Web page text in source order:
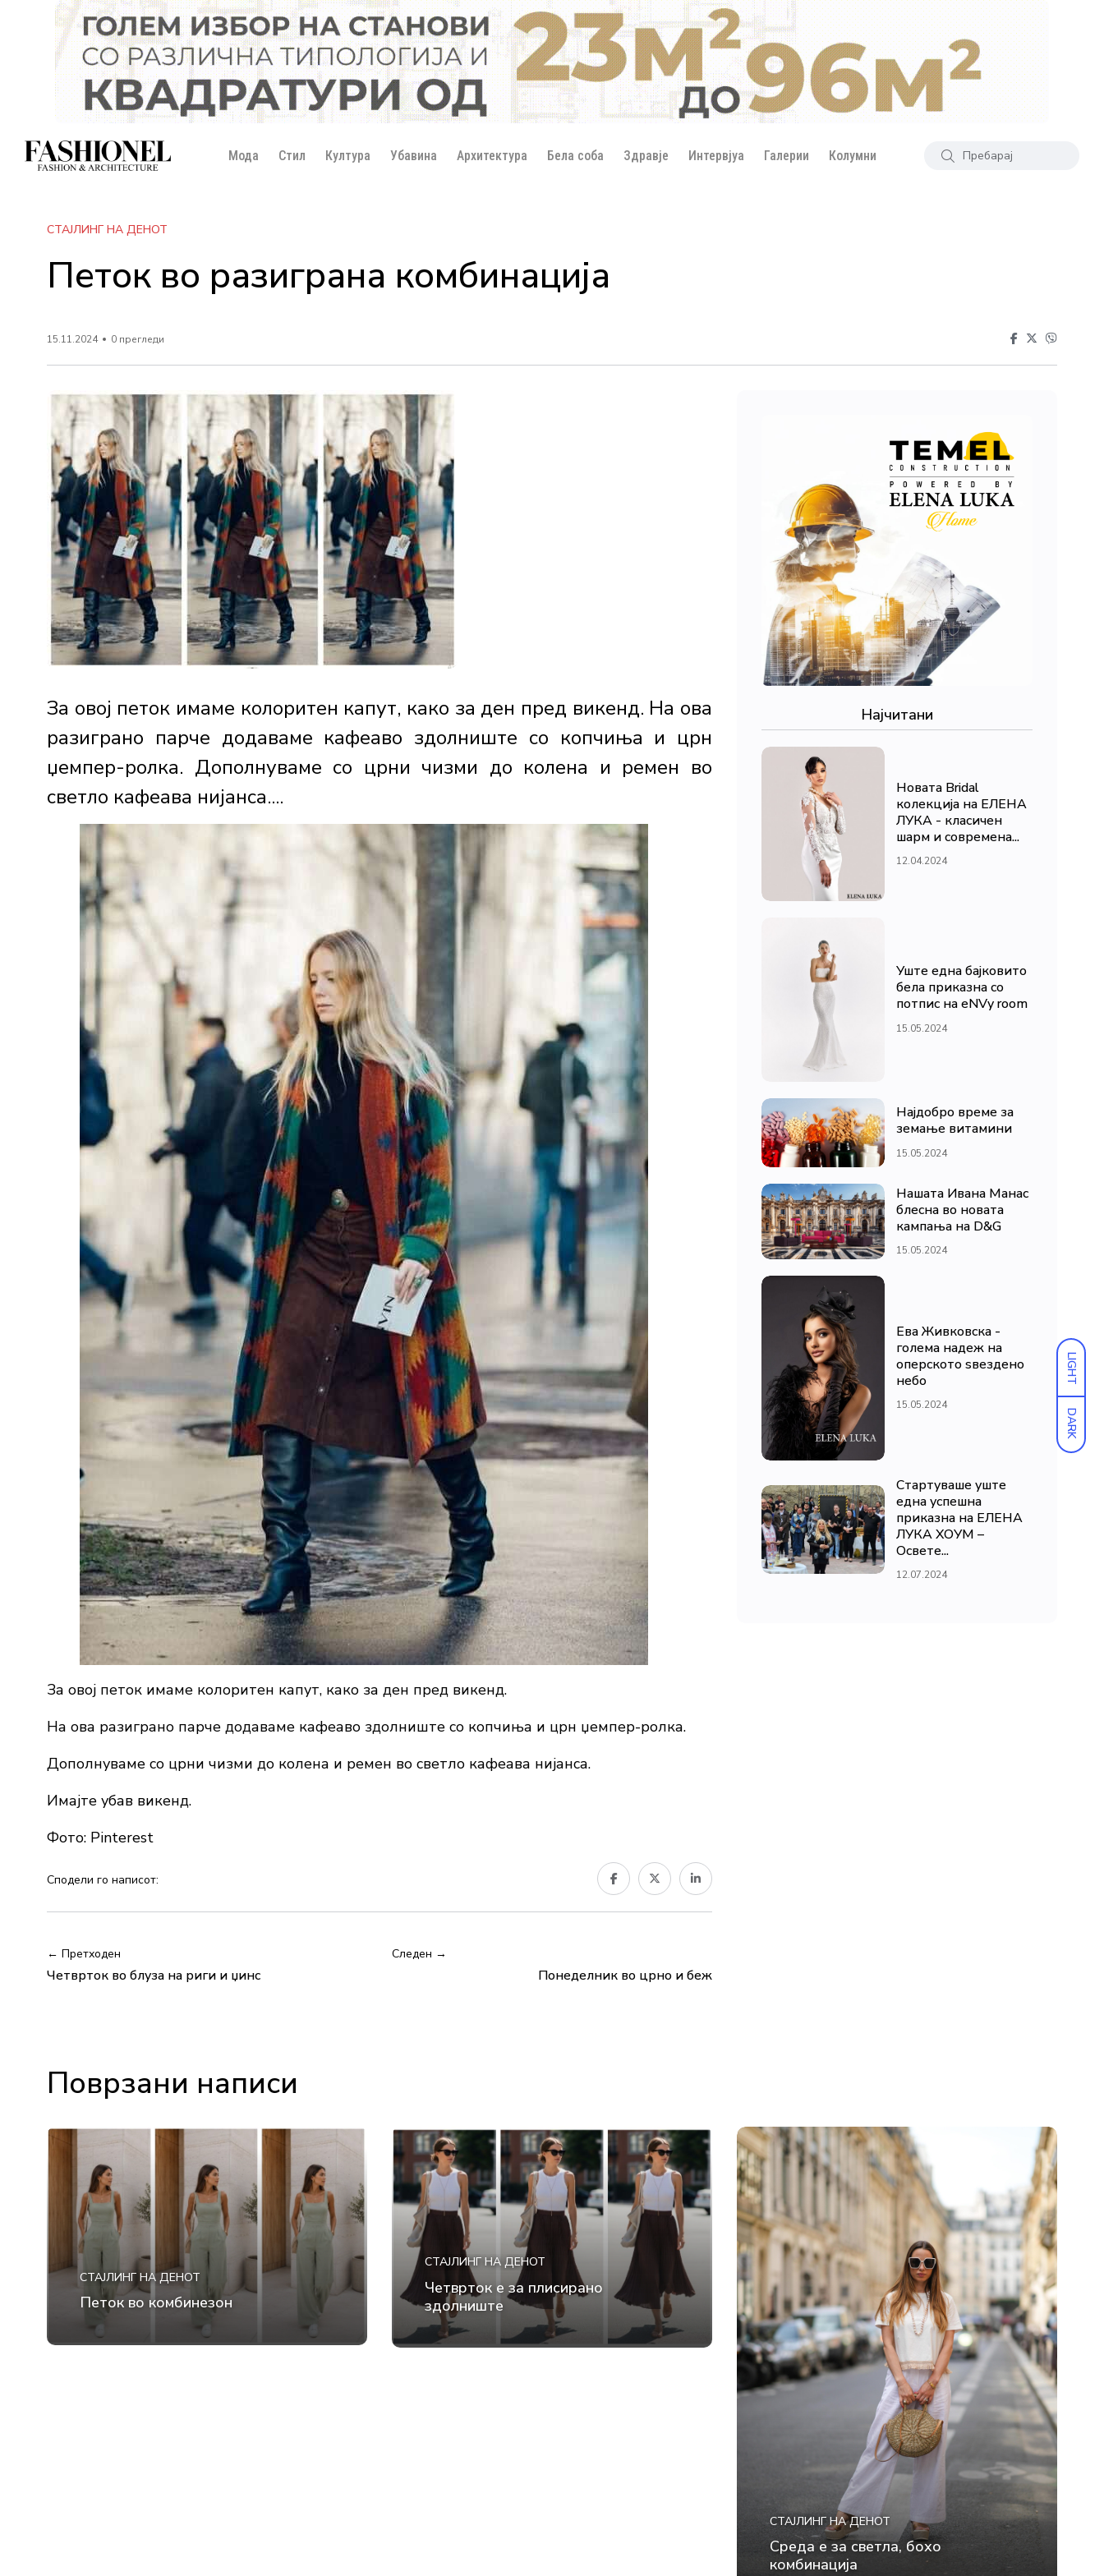
LIGHT
DARK
Мода Стил Култура Убавина Архитектура Бела соба Здравје Интервјуа Галерии Колумни
СТАЈЛИНГ НА ДЕНОТ
Петок во разиграна комбинација
15.11.2024 0 прегледи
За овој петок имаме колоритен капут, како за ден пред викенд. На ова
разиграно парче додаваме кафеаво здолниште со копчиња и црн
џемпер-ролка. Дополнуваме со црни чизми до колена и ремен во
светло кафеава нијанса....
За овој петок имаме колоритен капут, како за ден пред викенд.
На ова разиграно парче додаваме кафеаво здолниште со копчиња и црн џемпер-ролка.
Дополнуваме со црни чизми до колена и ремен во светло кафеава нијанса.
Имајте убав викенд.
Фото: Pinterest
Сподели го написот:
← Претходен
Четврток во блуза на риги и џинс
Следен →
Понеделник во црно и беж
Најчитани
Новата Bridal
колекција на ЕЛЕНА
ЛУКА - класичен
шарм и современа...
12.04.2024
Уште една бајковито
бела приказна со
потпис на eNVy room
15.05.2024
Најдобро време за
земање витамини
15.05.2024
Нашата Ивана Манас
блесна во новата
кампања на D&G
15.05.2024
Ева Живковска -
голема надеж на
оперското ѕвездено
небо
15.05.2024
Стартуваше уште
една успешна
приказна на ЕЛЕНА
ЛУКА ХОУМ –
Освете...
12.07.2024
Поврзани написи
СТАЈЛИНГ НА ДЕНОТ
Петок во комбинезон
СТАЈЛИНГ НА ДЕНОТ
Четврток е за плисирано
здолниште
СТАЈЛИНГ НА ДЕНОТ
Среда е за светла, бохо
комбинација